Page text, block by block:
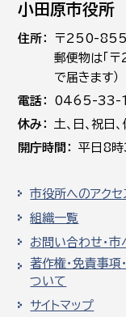
小田原市役所
住所
〒250-
郵便物は「
で届きます）
電話
0465-33-
休み
土､日､祝日
開庁時間
平日8
市役所へのアクセ
組織一覧
お問い合わせ・
著作権・免責事項
ついて
サイトマップ